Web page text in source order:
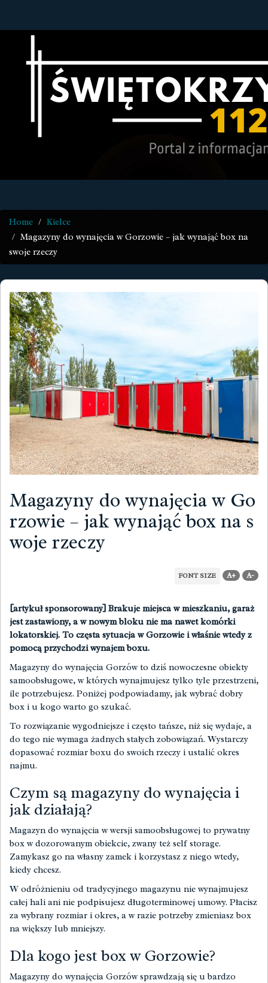
Home
Kielce
Magazyny do wynajęcia w Gorzowie – jak wynająć box na
swoje rzeczy
Magazyny do wynajęcia w Go
rzowie – jak wynająć box na s
woje rzeczy
FONT SIZE A+ A-
[artykuł sponsorowany] Brakuje miejsca w mieszkaniu, garaż
jest zastawiony, a w nowym bloku nie ma nawet komórki
lokatorskiej. To częsta sytuacja w Gorzowie i właśnie wtedy z
pomocą przychodzi wynajem boxu.
Magazyny do wynajęcia Gorzówto dziś nowoczesne obiekty
samoobsługowe, w których wynajmujesz tylko tyle przestrzeni,
ile potrzebujesz. Poniżej podpowiadamy, jak wybrać dobry
box i u kogo warto go szukać.
To rozwiązanie wygodniejsze i często tańsze, niż się wydaje, a
do tego nie wymaga żadnych stałych zobowiązań. Wystarczy
dopasować rozmiar boxu do swoich rzeczy i ustalić okres
najmu.
Czym są magazyny do wynajęcia i
jak działają?
Magazyn do wynajęcia w wersji samoobsługowej to prywatny
box w dozorowanym obiekcie, zwany też self storage.
Zamykasz go na własny zamek i korzystasz z niego wtedy,
kiedy chcesz.
W odróżnieniu od tradycyjnego magazynu nie wynajmujesz
całej hali ani nie podpisujesz długoterminowej umowy. Płacisz
za wybrany rozmiar i okres, a w razie potrzeby zmieniasz box
na większy lub mniejszy.
Dla kogo jest box w Gorzowie?
Magazyny do wynajęcia Gorzów sprawdzają się u bardzo